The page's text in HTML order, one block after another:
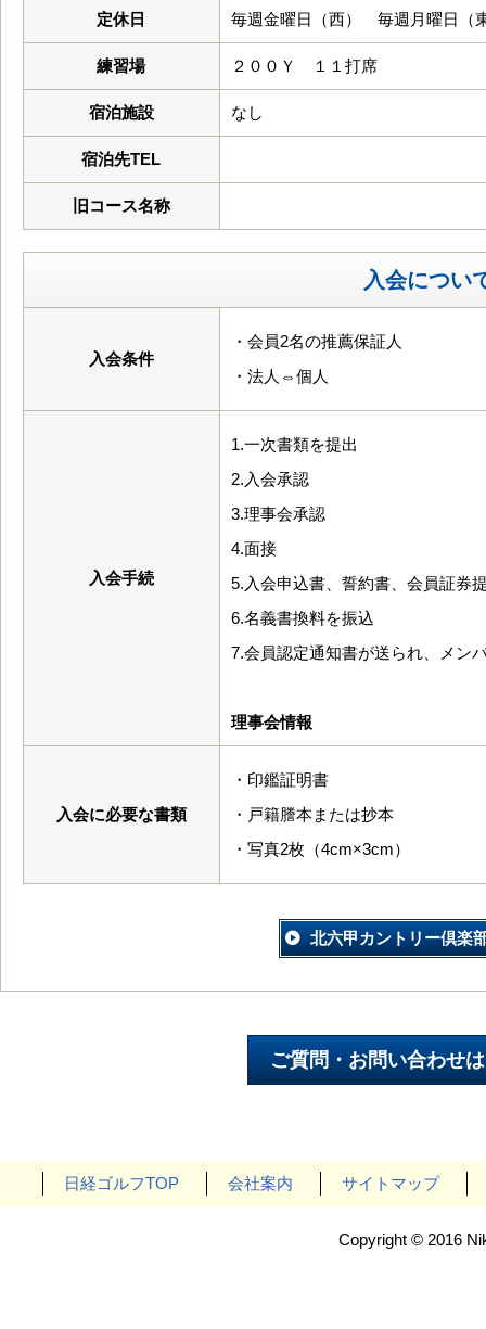
定休日 毎週金曜日（西） 毎週月曜日
練習場 ２００Ｙ １１打席
宿泊施設 なし
宿泊先TEL
旧コース名称
入会につい
入会条件
・会員2名の推薦保証人
・法人⇔個人
入会手続
1.一次書類を提出
2.入会承認
3.理事会承認
4.面接
5.入会申込書、誓約書、会員証券
6.名義書換料を振込
7.会員認定通知書が送られ、メン
理事会情報
入会に必要な書類
・印鑑証明書
・戸籍謄本または抄本
・写真2枚（4cm×3cm）
北六甲カントリー倶楽
日経ゴルフTOP 会社案内 サイトマップ
Copyright © 2016